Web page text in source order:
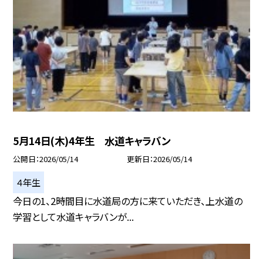
5月14日(木)4年生 水道キャラバン
公開日 2026/05/14 更新日 2026/05/14
４年生
今日の1、2時間目に水道局の方に来ていただき、上水道の
学習として水道キャラバンが...